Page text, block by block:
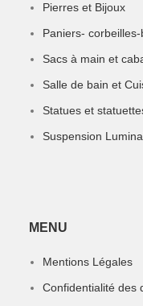
Pierres et Bijoux
Paniers-
Sacs à main et
Salle de bain et
Statues et
Suspension
MENU
Mentions Légales
Confidentialité des